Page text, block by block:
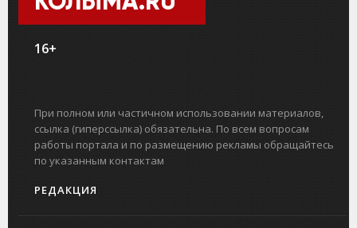
16+
При полном или частичном использовании материалов,
ссылка (гиперссылка) обязательна. По всем вопросам
работы портала и по размещению рекламы обращайтесь
по указанным контактам
РЕДАКЦИЯ